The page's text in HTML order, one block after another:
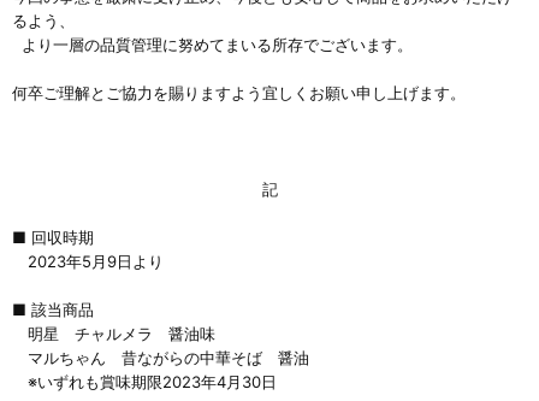
るよう、
より一層の品質管理に努めてまいる所存でございます。
何卒ご理解とご協力を賜りますよう宜しくお願い申し上げます。
記
■ 回収時期
2023年5月9日より
■ 該当商品
明星 チャルメラ 醤油味
マルちゃん 昔ながらの中華そば 醤油
※いずれも賞味期限2023年4月30日